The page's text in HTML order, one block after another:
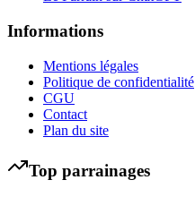
Informations
Mentions légales
Politique de confidentialité
CGU
Contact
Plan du site
Top parrainages